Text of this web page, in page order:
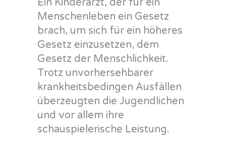
Ein Kinderarzt, der für ein
Menschenleben ein Gesetz
brach, um sich für ein höheres
Gesetz einzusetzen, dem
Gesetz der Menschlichkeit.
Trotz unvorhersehbarer
krankheitsbedingen Ausfällen
überzeugten die Jugendlichen
und vor allem ihre
schauspielerische Leistung.